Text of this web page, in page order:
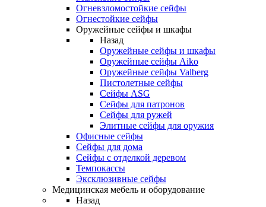
Огневзломостойкие сейфы
Огнестойкие сейфы
Оружейные сейфы и шкафы
Назад
Оружейные сейфы и шкафы
Оружейные сейфы Aiko
Оружейные сейфы Valberg
Пистолетные сейфы
Сейфы ASG
Сейфы для патронов
Сейфы для ружей
Элитные сейфы для оружия
Офисные сейфы
Сейфы для дома
Сейфы с отделкой деревом
Темпокассы
Эксклюзивные сейфы
Медицинская мебель и оборудование
Назад